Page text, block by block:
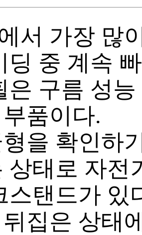
서 가장 많
딩 중 계속
은 구름 성
품이다.
을 확인하
상태로 자전
스탠드가 있
집은 상태